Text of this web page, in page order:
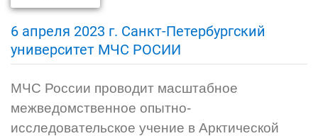
6 апреля 2023 г. Санкт-Петербургский
университет МЧС РОСИИ
МЧС России проводит масштабное
межведомственное опытно-
исследовательское учение в Арктической